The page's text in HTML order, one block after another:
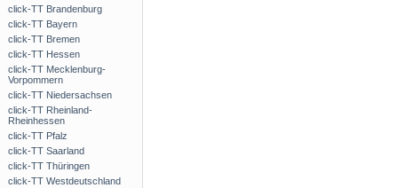
click-TT Brandenburg
click-TT Bayern
click-TT Bremen
click-TT Hessen
click-TT Mecklenburg-
Vorpommern
click-TT Niedersachsen
click-TT Rheinland-
Rheinhessen
click-TT Pfalz
click-TT Saarland
click-TT Thüringen
click-TT Westdeutschland